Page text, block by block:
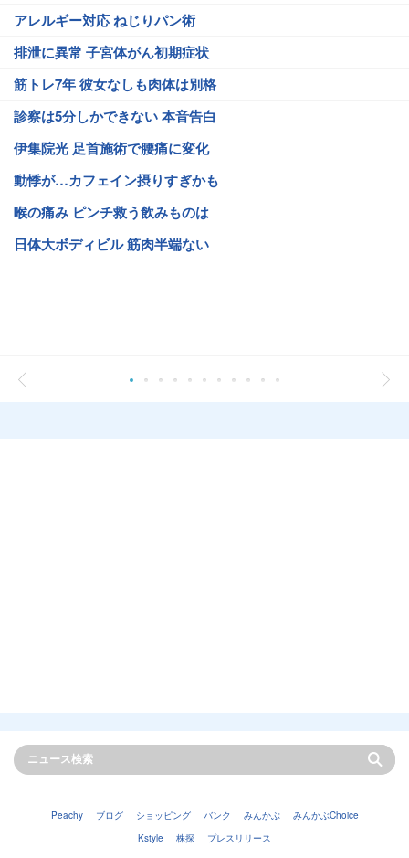
アレルギー対応 ねじりパン術
排泄に異常 子宮体がん初期症状
筋トレ7年 彼女なしも肉体は別格
診察は5分しかできない 本音告白
伊集院光 足首施術で腰痛に変化
動悸が…カフェイン摂りすぎかも
喉の痛み ピンチ救う飲みものは
日体大ボディビル 筋肉半端ない
Peachy ブログ ショッピング バンク みんかぶ
みんかぶChoice
Kstyle
株探 プレスリリース